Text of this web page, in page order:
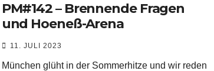
PM#142 – Brennende Fragen
und Hoeneß-Arena
11. JULI 2023
München glüht in der Sommerhitze und wir reden